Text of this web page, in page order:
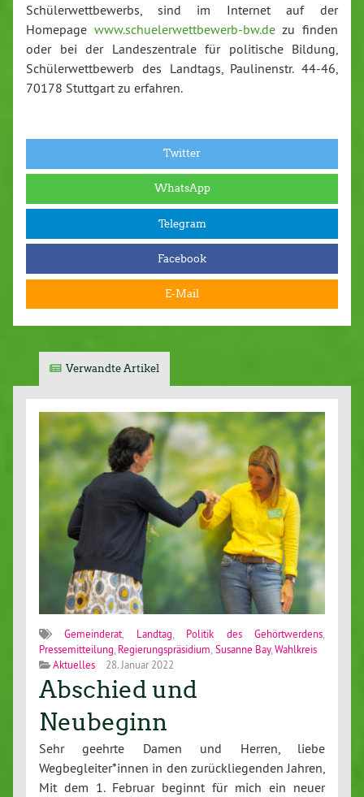
Schülerwettbewerbs, sind im Internet auf der
Homepage www.schuelerwettbewerb-bw.dezu finden
oder bei der Landeszentrale für politische Bildung,
Schülerwettbewerb des Landtags, Paulinenstr. 44-46,
70178 Stuttgart zu erfahren.
Twitter
WhatsApp
Telegram
Facebook
E-Mail
Verwandte Artikel
Gemeinderat Landtag Politik des Gehörtwerdens
Pressemitteilung Regierungspräsidium Susanne Bay, Wahlkreis
Aktuelles
28. Januar 2022
Abschied und
Neubeginn
Sehr geehrte Damen und Herren, liebe
Wegbegleiter*innen in den zurückliegenden Jahren,
Mit dem 1. Februar beginnt für mich ein neuer